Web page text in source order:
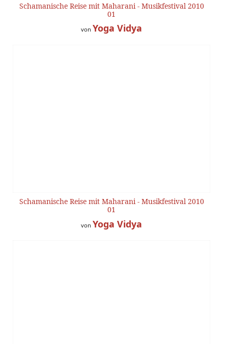
Schamanische Reise mit Maharani - Musikfestival 2010
01
von Yoga Vidya
Schamanische Reise mit Maharani - Musikfestival 2010
01
von Yoga Vidya